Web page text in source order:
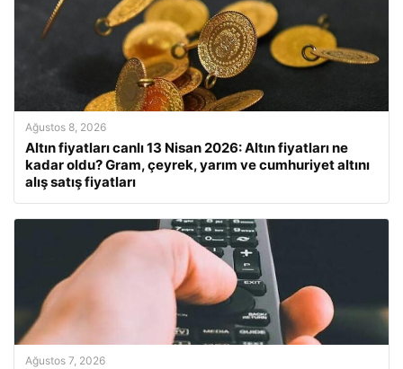
Ağustos 8, 2026
Altın fiyatları canlı 13 Nisan 2026: Altın fiyatları ne
kadar oldu? Gram, çeyrek, yarım ve cumhuriyet altını
alış satış fiyatları
Ağustos 7, 2026